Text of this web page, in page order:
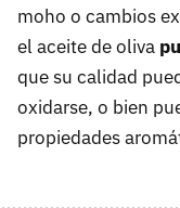
moho o cambios
el aceite de oliva
que su calidad
oxidarse, o bien
propiedades